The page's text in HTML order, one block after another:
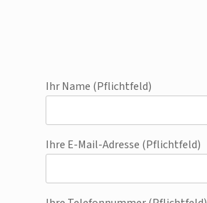
Ihr Name (Pflichtfeld)
Ihre E-Mail-Adresse (Pflichtfeld)